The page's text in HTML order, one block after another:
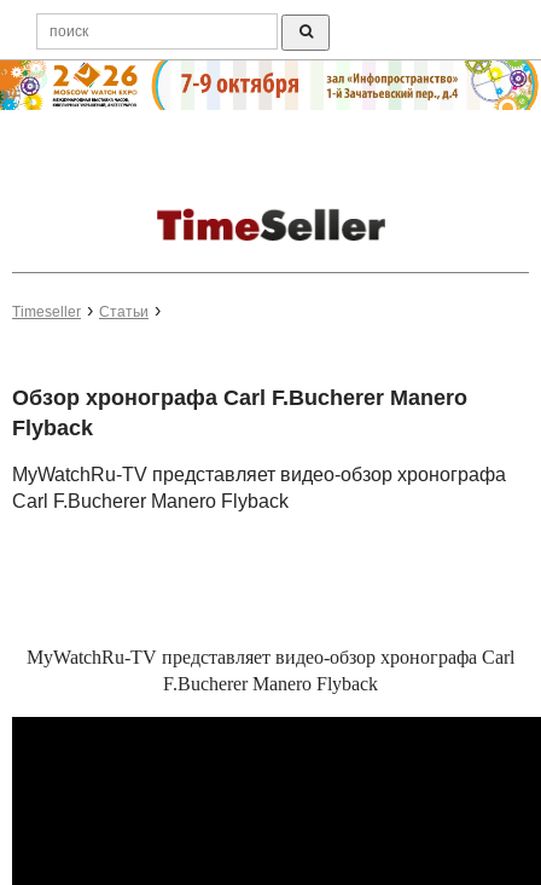
Timeseller Статьи
Обзор хронографа Carl F.Bucherer Manero
Flyback
MyWatchRu-TV представляет видео-обзор хронографа
Carl F.Bucherer Manero Flyback
MyWatchRu-TV представляет видео-обзор хронографа Carl
F.Bucherer Manero Flyback